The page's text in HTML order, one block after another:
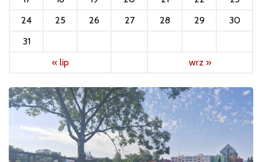
24
25 26 27 28 29
30
31
« lip
wrz »